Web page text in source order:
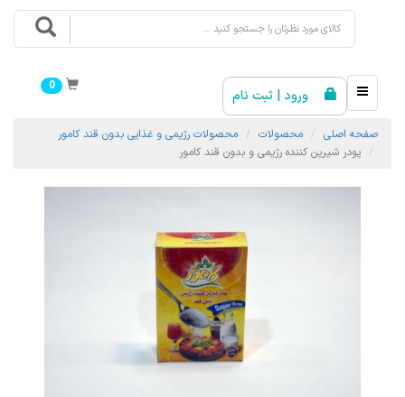
0
ورود | ثبت نام
صفحه اصلی محصولات
محصولات رژیمی و غذایی بدون قند کامور
پودر شیرین کننده رژیمی و بدون قند کامور